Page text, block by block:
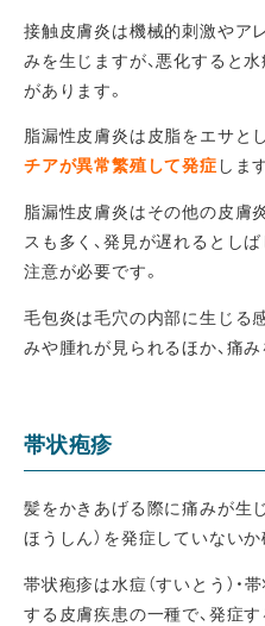
接触皮膚炎は機械的刺激やア
みを生じますが、悪化すると
があります。
脂漏性皮膚炎は皮脂をエサとし
チアが異常繁殖して発症 しま
脂漏性皮膚炎はその他の皮膚
スも多く、発見が遅れるとし
注意が必要です。
毛包炎は毛穴の内部に生じる
みや腫れが見られるほか、痛
帯状疱疹
髪をかきあげる際に痛みが生
ほうしん）を発症していない
帯状疱疹は水痘（すいとう）
する皮膚疾患の一種で、発症